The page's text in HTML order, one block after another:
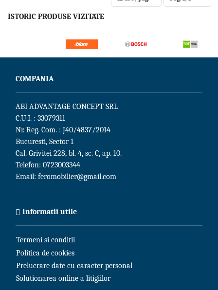
ISTORIC PRODUSE VIZITATE
COMPANIA
ABI ADVANTAGE CONCEPT SRL
C.U.I. : 33079311
Nr. Reg. Com. : J40/4837/2014
Bucuresti, Sector 1
Cal. Grivitei 228, bl. 4, sc. C, ap. 10.
Telefon: 0723003344
Email: feromobilier@gmail.com
Informatii utile
Termeni si conditii
Politica de cookies
Prelucrare date cu caracter personal
Solutionarea online a litigiilor